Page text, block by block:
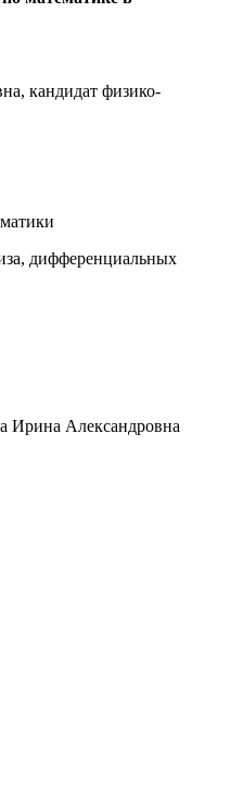
кандидат физико-
дифференциальных
Ирина Александровна